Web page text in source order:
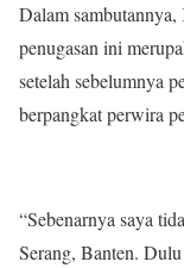
Dalam
penugasan ini
setelah sebelumnya
berpangkat perwira
“Sebenarnya saya
Serang, Banten.